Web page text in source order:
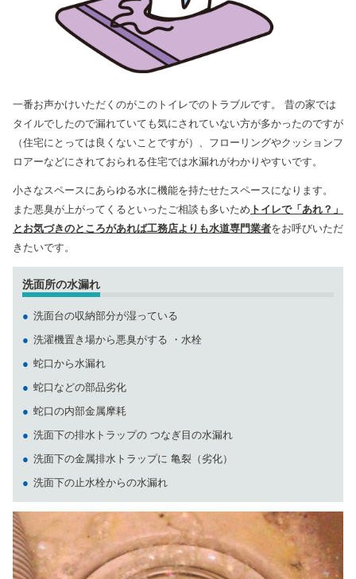
一番お声かけいただくのがこのトイレでのトラブルです。 昔の家では
タイルでしたので漏れていても気にされていない方が多かったのですが
（住宅にとっては良くないことですが）、フローリングやクッションフ
ロアーなどにされておられる住宅では水漏れがわかりやすいです。
小さなスペースにあらゆる水に機能を持たせたスペースになります。
また悪臭が上がってくるといったご相談も多いため トイレで「あれ？」
とお気づきのところがあれば工務店よりも水道専門業者をお呼びいただ
きたいです。
洗面所の水漏れ
洗面台の収納部分が湿っている
洗濯機置き場から悪臭がする ・水栓
蛇口から水漏れ
蛇口などの部品劣化
蛇口の内部金属摩耗
洗面下の排水トラップの つなぎ目の水漏れ
洗面下の金属排水トラップに 亀裂（劣化）
洗面下の止水栓からの水漏れ